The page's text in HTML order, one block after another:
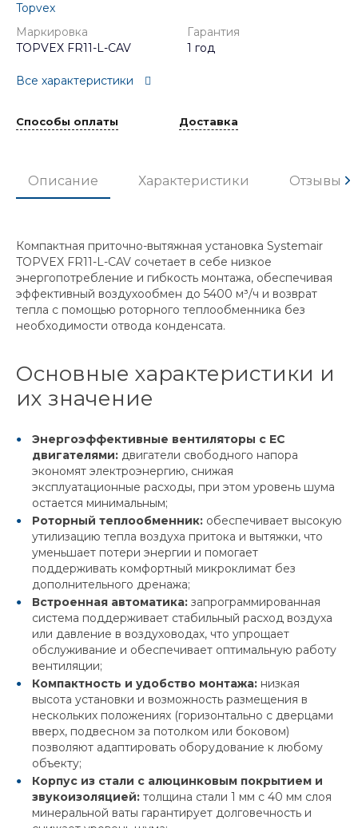
Topvex
Маркировка
TOPVEX FR11-L-CAV
Гарантия
1 год
Все характеристики
Способы оплаты Доставка
Описание Характеристики Отзывы
Компактная приточно-вытяжная установка Systemair
TOPVEX FR11-L-CAV сочетает в себе низкое
энергопотребление и гибкость монтажа, обеспечивая
эффективный воздухообмен до 5400 м³/ч и возврат
тепла с помощью роторного теплообменника без
необходимости отвода конденсата.
Основные характеристики и
их значение
Энергоэффективные вентиляторы с ЕС
двигателями: двигатели свободного напора
экономят электроэнергию, снижая
эксплуатационные расходы, при этом уровень шума
остается минимальным;
Роторный теплообменник: обеспечивает высокую
утилизацию тепла воздуха притока и вытяжки, что
уменьшает потери энергии и помогает
поддерживать комфортный микроклимат без
дополнительного дренажа;
Встроенная автоматика: запрограммированная
система поддерживает стабильный расход воздуха
или давление в воздуховодах, что упрощает
обслуживание и обеспечивает оптимальную работу
вентиляции;
Компактность и удобство монтажа: низкая
высота установки и возможность размещения в
нескольких положениях (горизонтально с дверцами
вверх, подвесном за потолком или боковом)
позволяют адаптировать оборудование к любому
объекту;
Корпус из стали с алюцинковым покрытием и
звукоизоляцией: толщина стали 1 мм с 40 мм слоя
минеральной ваты гарантирует долговечность и